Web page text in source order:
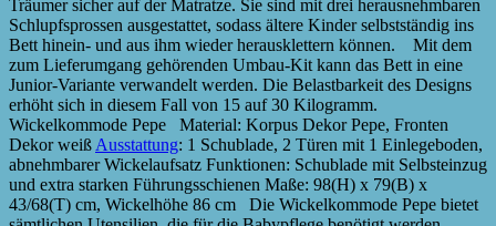
Träumer sicher auf der Matratze. Sie sind mit drei herausnehmbaren
Schlupfsprossen ausgestattet, sodass ältere Kinder selbstständig ins
Bett hinein- und aus ihm wieder herausklettern können. Mit dem
zum Lieferumgang gehörenden Umbau-Kit kann das Bett in eine
Junior-Variante verwandelt werden. Die Belastbarkeit des Designs
erhöht sich in diesem Fall von 15 auf 30 Kilogramm.
Wickelkommode Pepe Material: Korpus Dekor Pepe, Fronten
Dekor weiß Ausstattung: 1 Schublade, 2 Türen mit 1 Einlegeboden,
abnehmbarer Wickelaufsatz Funktionen: Schublade mit Selbsteinzug
und extra starken Führungsschienen Maße: 98(H) x 79(B) x
43/68(T) cm, Wickelhöhe 86 cm Die Wickelkommode Pepe bietet